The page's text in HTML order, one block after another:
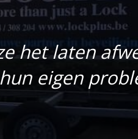
het laten
eigen